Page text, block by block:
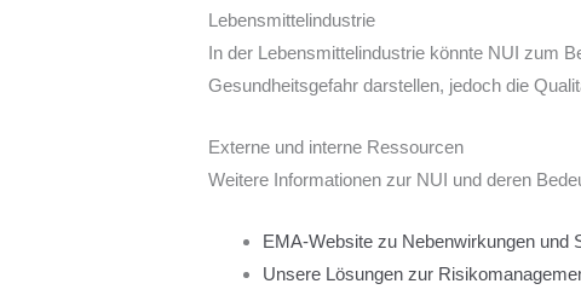
Lebensmittelindustrie
In der Lebensmittelindustrie könnte NUI zum
Gesundheitsgefahr darstellen, jedoch die
Externe und interne Ressourcen
Weitere Informationen zur NUI und deren
EMA-Website zu Nebenwirkungen und
Unsere Lösungen zur